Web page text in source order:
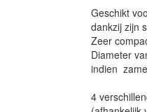
Geschikt
dankzij zijn
Zeer
Diameter
indien
4